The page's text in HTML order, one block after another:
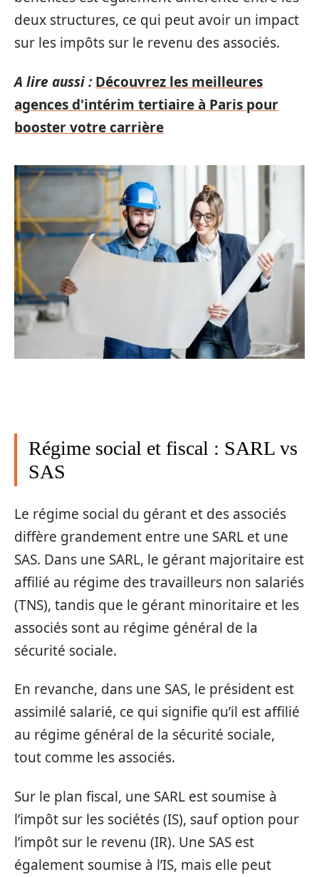
deux structures, ce qui peut avoir un impact
sur les impôts sur le revenu des associés.
A lire aussi : Découvrez les meilleures
agences d'intérim tertiaire à Paris pour
booster votre carrière
Régime social et fiscal : SARL vs
SAS
Le régime social du gérant et des associés
diffère grandement entre une SARL et une
SAS. Dans une SARL, le gérant majoritaire est
affilié au régime des travailleurs non salariés
(TNS), tandis que le gérant minoritaire et les
associés sont au régime général de la
sécurité sociale.
En revanche, dans une SAS, le président est
assimilé salarié, ce qui signifie qu’il est affilié
au régime général de la sécurité sociale,
tout comme les associés.
Sur le plan fiscal, une SARL est soumise à
l’impôt sur les sociétés (IS), sauf option pour
l’impôt sur le revenu (IR). Une SAS est
également soumise à l’IS, mais elle peut